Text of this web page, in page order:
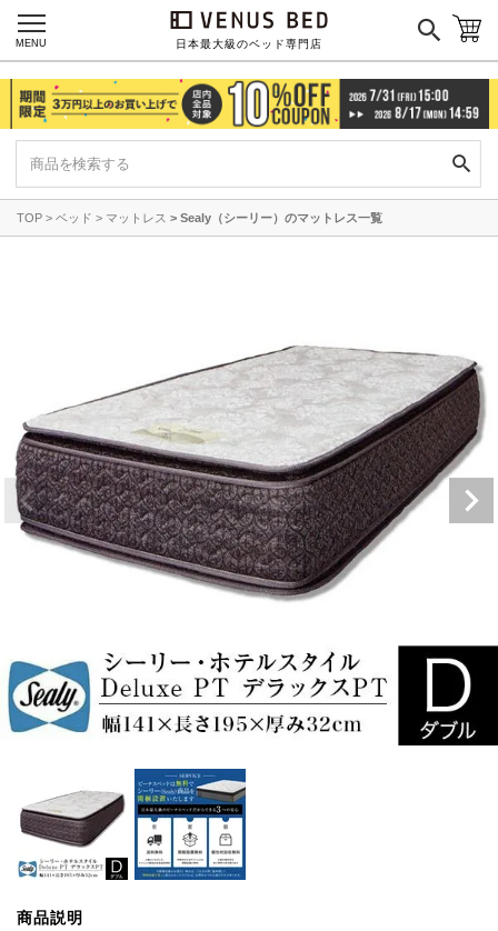
日本最大級のベッド専門店
MENU
TOP ベッド マットレス Sealy（シーリー）のマットレス一覧
商品説明